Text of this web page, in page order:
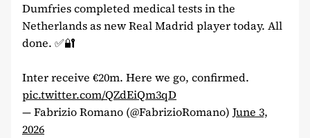
Dumfries completed medical tests in the
Netherlands as new Real Madrid player today. All
done. ✅🔐
Inter receive €20m. Here we go, confirmed.
pic.twitter.com/QZdEiQm3qD
— Fabrizio Romano (@FabrizioRomano) June 3,
2026